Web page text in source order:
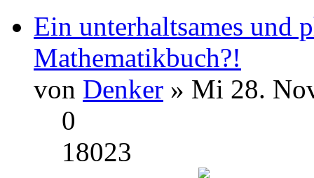
Ein unterhaltsames und
Mathematikbuch?!
von Denker » Mi 28.
0
18023